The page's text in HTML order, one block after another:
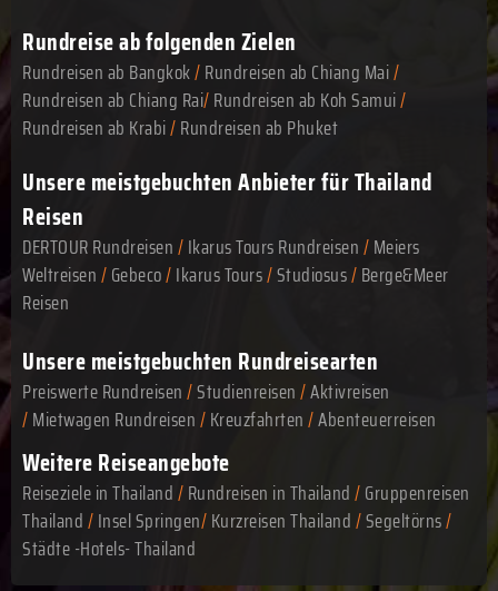
Rundreise ab folgenden Zielen
Rundreisen ab Bangkok/Rundreisen ab Chiang Mai/
Rundreisen ab Chiang Rai/Rundreisen ab Koh Samui/
Rundreisen ab Krabi/Rundreisen ab Phuket
Unsere meistgebuchten Anbieter für Thailand
Reisen
DERTOUR Rundreisen/Ikarus Tours Rundreisen/Meiers
Weltreisen/Gebeco/Ikarus Tours/Studiosus/Berge&Meer
Reisen
Unsere meistgebuchten Rundreisearten
Preiswerte Rundreisen/Studienreisen/Aktivreisen
/Mietwagen Rundreisen/Kreuzfahrten/Abenteuerreisen
Weitere Reiseangebote
Reiseziele in Thailand/Rundreisen in Thailand/Gruppenreisen
Thailand/Insel Springen/Kurzreisen Thailand/Segeltörns/
Städte -Hotels- Thailand